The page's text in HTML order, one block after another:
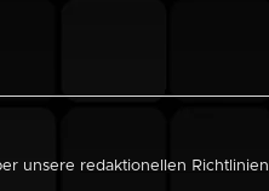
unsere redaktionellen Richtlinien